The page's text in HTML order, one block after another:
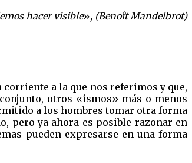
hacer visible», (Benoît Mandelbrot)
a la que nos referimos y que,
otros «ismos» más o menos
a los hombres tomar otra forma
pero ya ahora es posible razonar en
pueden expresarse en una forma